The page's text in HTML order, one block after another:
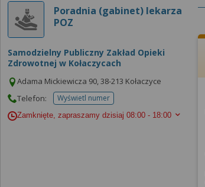
Poradnia (gabinet) lekarza
POZ
Samodzielny Publiczny Zakład Opieki
Zdrowotnej w Kołaczycach
Adama Mickiewicza 90, 38-213 Kołaczyce
Telefon:
Wyświetl numertelefonu do placowki
Zamknięte, zapraszamy dzisiaj 08:00 - 18:00